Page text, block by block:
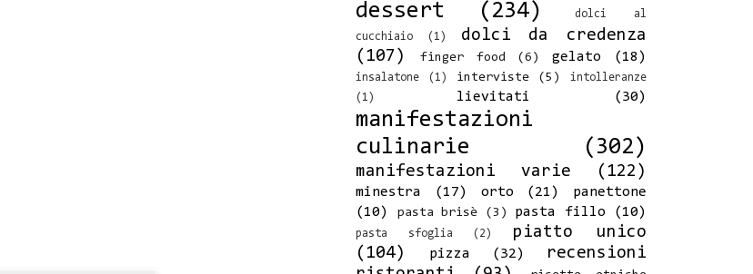
dessert (234)
dolci al
cucchiaio
(1)
dolci da credenza
(107)
finger food (6) gelato (18)
insalatone (1) interviste (5)
intolleranze
(1)
lievitati (30)
manifestazioni
culinarie
(302)
manifestazioni varie (122)
minestra (17) orto (21)
panettone
(10)
pasta brisè (3) pasta fillo (10)
pasta sfoglia (2)
piatto unico
(104)
pizza (32)
recensioni